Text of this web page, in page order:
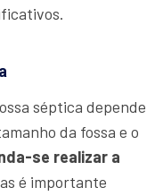
séptica depende
da fossa e o
se realizar a
é importante